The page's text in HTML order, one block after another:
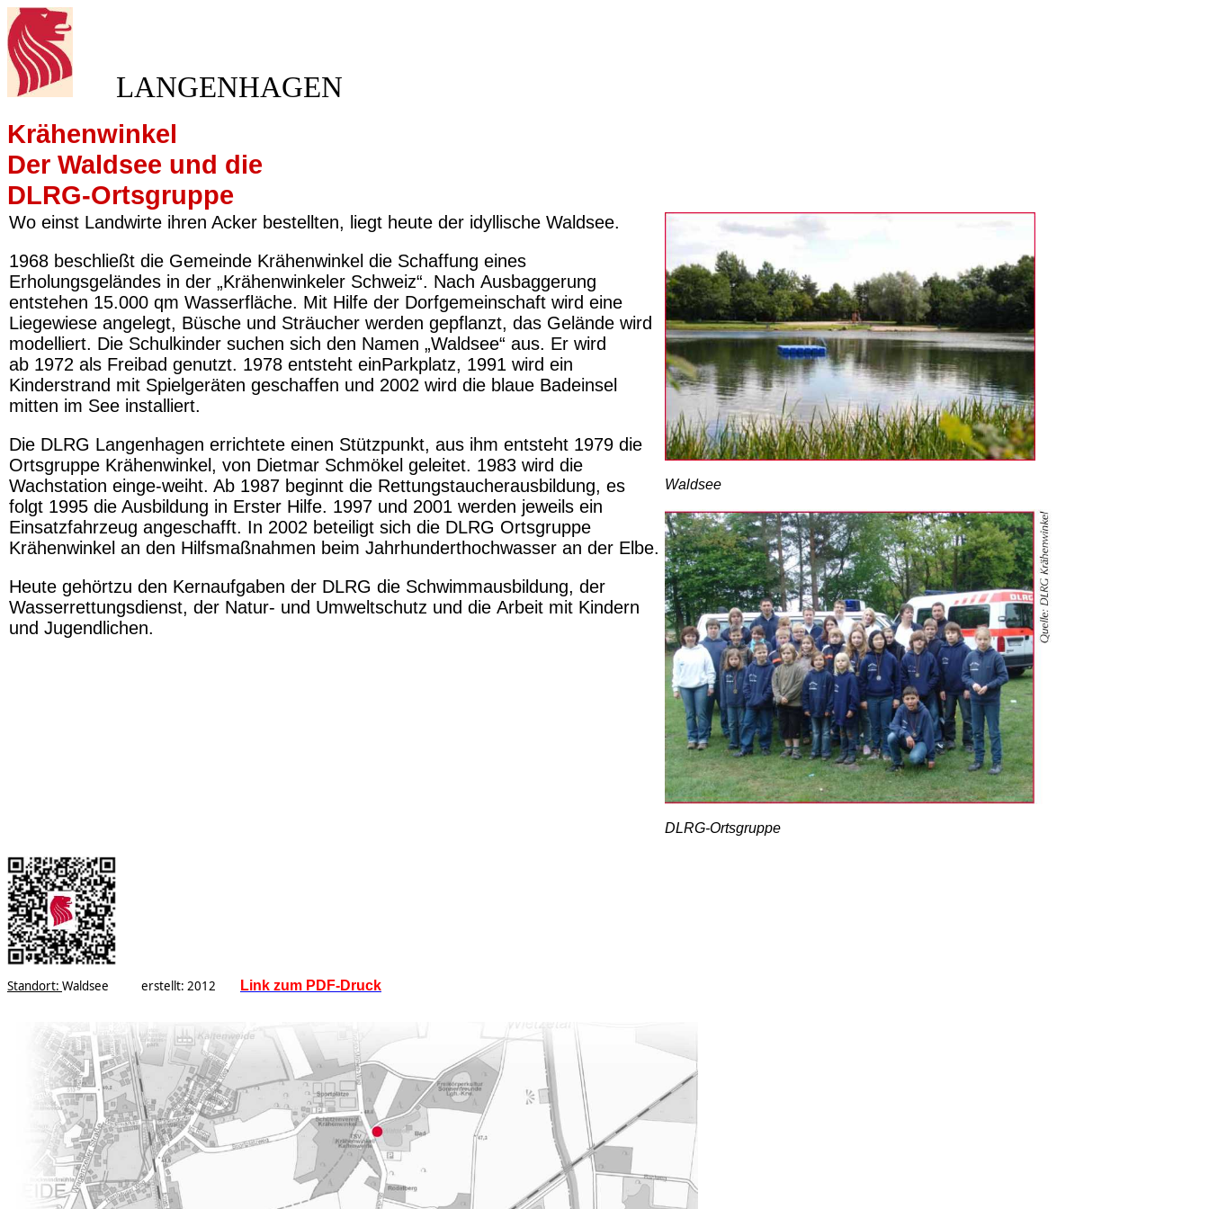
LANGENHAGEN
Krähenwinkel
Der Waldsee und die
DLRG-Ortsgruppe
Wo einst Landwirte ihren Acker bestellten, liegt heute der idyllische Waldsee.
1968 beschließt die Gemeinde Krähenwinkel die Schaffung eines
Erholungsgeländes in der „Krähenwinkeler Schweiz“. Nach Ausbaggerung
entstehen 15.000 qm Wasserfläche. Mit Hilfe der Dorfgemeinschaft wird eine
Liegewiese angelegt, Büsche und Sträucher werden gepflanzt, das Gelände wird
modelliert. Die Schulkinder suchen sich den Namen „Waldsee“ aus. Er wird
ab 1972 als Freibad genutzt. 1978 entsteht einParkplatz, 1991 wird ein
Kinderstrand mit Spielgeräten geschaffen und 2002 wird die blaue Badeinsel
mitten im See installiert.
Die DLRG Langenhagen errichtete einen Stützpunkt, aus ihm entsteht 1979 die
Ortsgruppe Krähenwinkel, von Dietmar Schmökel geleitet. 1983 wird die
Wachstation einge-weiht. Ab 1987 beginnt die Rettungstaucherausbildung, es
folgt 1995 die Ausbildung in Erster Hilfe. 1997 und 2001 werden jeweils ein
Einsatzfahrzeug angeschafft. In 2002 beteiligt sich die DLRG Ortsgruppe
Krähenwinkel an den Hilfsmaßnahmen beim Jahrhunderthochwasser an der Elbe.
Heute gehörtzu den Kernaufgaben der DLRG die Schwimmausbildung, der
Wasserrettungsdienst, der Natur- und Umweltschutz und die Arbeit mit Kindern
und Jugendlichen.
Waldsee
DLRG-Ortsgruppe
Standort: Waldsee erstellt: 2012 Link zum PDF-Druck